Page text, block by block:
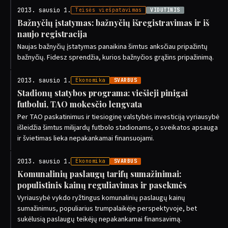
2013. sausio 1. Teisės viešpatavimas VIDUTINIS
Bažnyčių įstatymas: bažnyčių išregistravimas ir iš
naujo registracija
Naujas bažnyčių įstatymas panaikina šimtus anksčiau pripažintų
bažnyčių. Fidesz sprendžia, kurios bažnyčios grąžins pripažinimą.
2013. sausio 1. Ekonomika SVARBUS
Stadionų statybos programa: viešieji pinigai
futbolui, TAO mokesčio lengvata
Per TAO paskatinimus ir tiesioginę valstybės investiciją vyriausybė
išleidžia šimtus milijardų futbolo stadionams, o sveikatos apsauga
ir švietimas lieka nepakankamai finansuojami.
2013. sausio 1. Ekonomika SVARBUS
Komunalinių paslaugų tarifų sumažinimai:
populistinis kainų reguliavimas ir pasekmės
Vyriausybė vykdo ryžtingus komunalinių paslaugų kainų
sumažinimus, populiarius trumpalaikėje perspektyvoje, bet
sukėlusią paslaugų teikėjų nepakankamai finansavimą.